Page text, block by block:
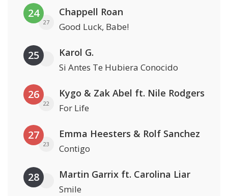
24
27
Chappell Roan
Good Luck, Babe!
25 Karol G.
Si Antes Te Hubiera Conocido
26
22
Kygo & Zak Abel ft. Nile Rodgers
For Life
27
23
Emma Heesters & Rolf Sanchez
Contigo
28 Martin Garrix ft. Carolina Liar
Smile